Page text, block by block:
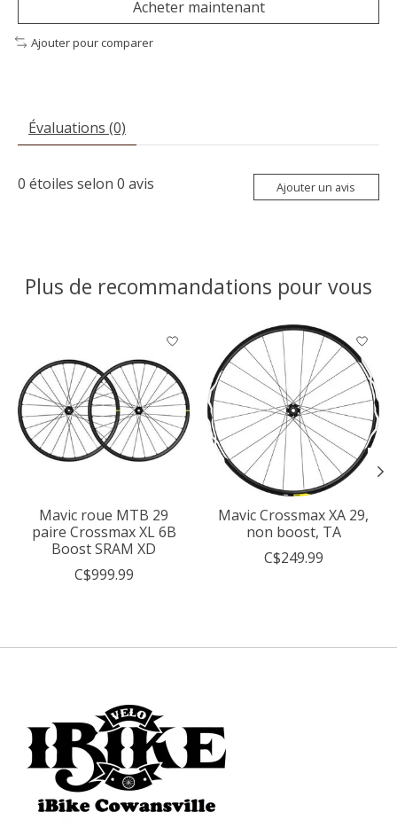
Acheter maintenant
Ajouter pour comparer
Évaluations (0)
0 étoiles selon 0 avis Ajouter un avis
Plus de recommandations pour vous
Articles du carrousel de produits
Mavic roue MTB 29
paire Crossmax XL 6B
Boost SRAM XD
C$999.99
Mavic Crossmax XA 29,
non boost, TA
C$249.99